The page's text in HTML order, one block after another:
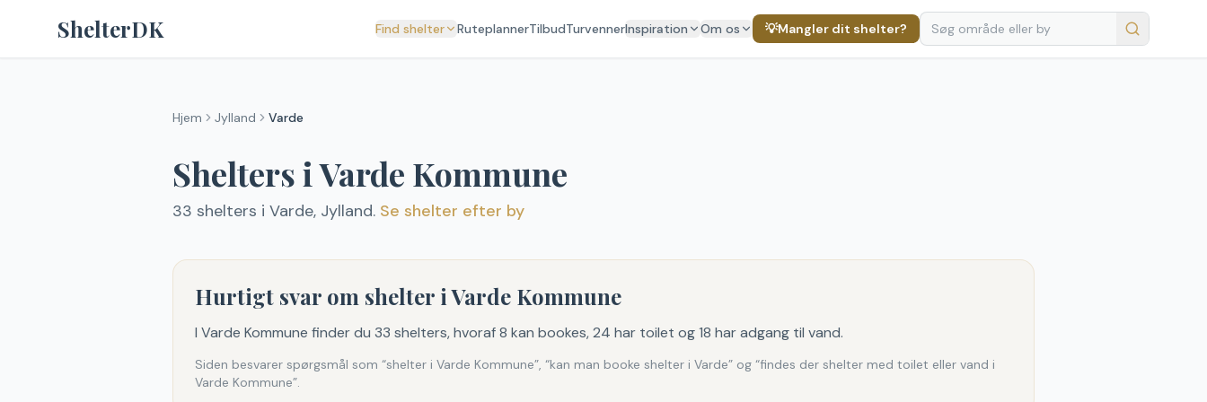
ShelterDK Find shelter RuteplannerTilbudTurvennerInspiration Om os 💡Mangler dit shelter?
Hjem Jylland Varde
Shelters iVarde Kommune
33 shelters i Varde, Jylland. Se shelter efter by
Hurtigt svar om shelter i Varde Kommune
I Varde Kommune finder du 33 shelters, hvoraf 8 kan bookes, 24 har toilet og 18 har adgang til vand.
Siden besvarer spørgsmål som “shelter i Varde Kommune”, “kan man booke shelter i Varde” og “findes der shelter med toilet eller vand i
Varde Kommune”.